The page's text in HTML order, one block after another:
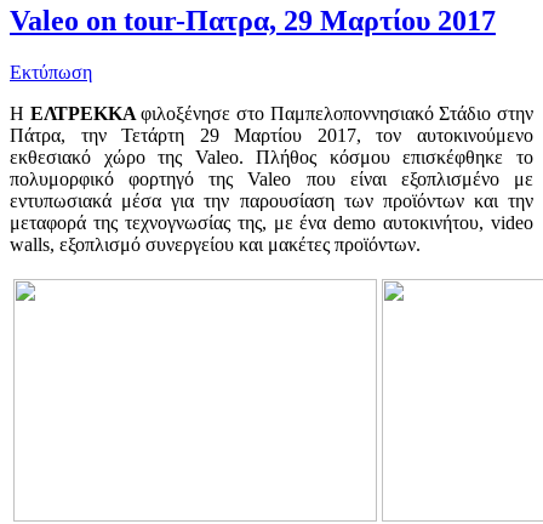
Valeo on tour-Πατρα, 29 Μαρτίου 2017
Εκτύπωση
H ΕΛΤΡΕΚΚΑφιλοξένησε στο Παμπελοποννησιακό Στάδιο στην
Πάτρα, την Τετάρτη 29 Μαρτίου 2017, τον αυτοκινούμενο
εκθεσιακό χώρο της Valeo. Πλήθος κόσμου επισκέφθηκε το
πολυμορφικό φορτηγό της Valeo που είναι εξοπλισμένο με
εντυπωσιακά μέσα για την παρουσίαση των προϊόντων και την
μεταφορά της τεχνογνωσίας της, με ένα demo αυτοκινήτου, video
walls, εξοπλισμό συνεργείου και μακέτες προϊόντων.